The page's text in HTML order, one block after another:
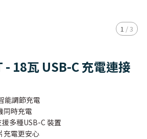
1 /3
18瓦 USB-C 充電連接
能調節充電
同時充電
多種USB-C 裝置
充電更安心